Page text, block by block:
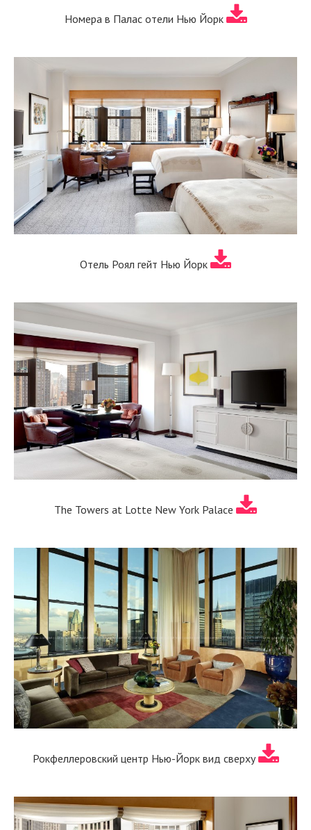
Номера в Палас отели Нью Йорк
Отель Роял гейт Нью Йорк
The Towers at Lotte New York Palace
Рокфеллеровский центр Нью-Йорк вид сверху